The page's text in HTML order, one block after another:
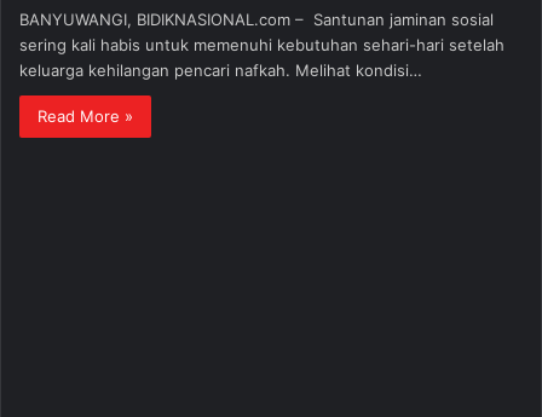
BANYUWANGI, BIDIKNASIONAL.com – Santunan jaminan sosial
sering kali habis untuk memenuhi kebutuhan sehari-hari setelah
keluarga kehilangan pencari nafkah. Melihat kondisi…
Read More »